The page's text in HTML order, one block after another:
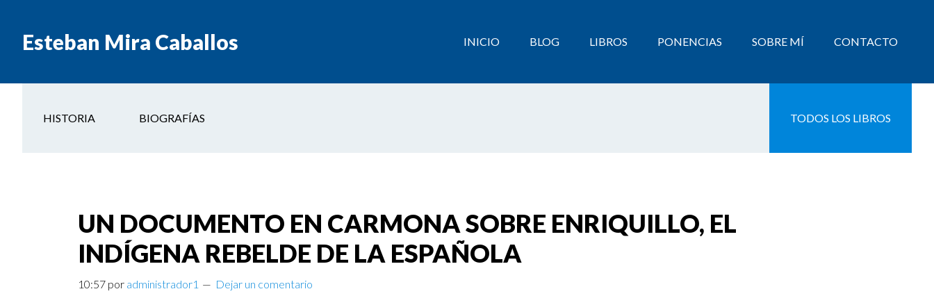
Esteban Mira Caballos INICIO BLOG LIBROS PONENCIAS SOBRE MÍ CONTACTO
HISTORIA BIOGRAFÍAS TODOS LOS LIBROS
UN DOCUMENTO EN CARMONA SOBRE ENRIQUILLO, EL
INDÍGENA REBELDE DE LA ESPAÑOLA
10:57 por administrador1 Dejar un comentario